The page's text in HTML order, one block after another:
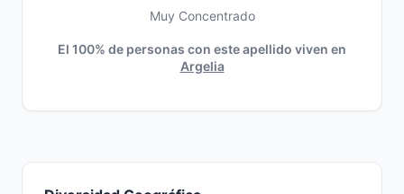
Muy Concentrado
El 100% de personas con este apellido viven en
Argelia